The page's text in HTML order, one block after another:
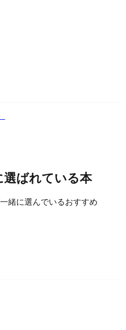
選ばれている本
緒に選んでいるおすすめ